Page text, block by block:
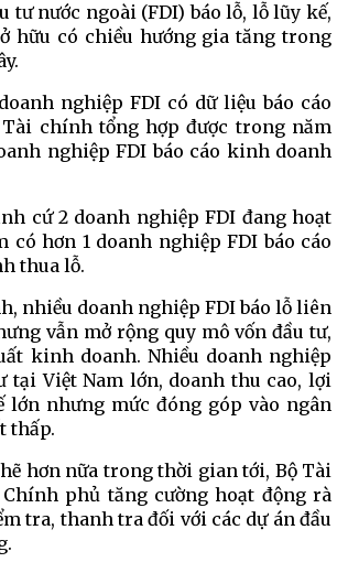
tư nước ngoài (FDI) báo lỗ, lỗ lũy kế,
hữu có chiều hướng gia tăng trong
nghiệp FDI có dữ liệu báo cáo
chính tổng hợp được trong năm
nghiệp FDI báo cáo kinh doanh
cứ 2 doanh nghiệp FDI đang hoạt
có hơn 1 doanh nghiệp FDI báo cáo
thua lỗ.
nhiều doanh nghiệp FDI báo lỗ liên
vẫn mở rộng quy mô vốn đầu tư,
kinh doanh. Nhiều doanh nghiệp
tại Việt Nam lớn, doanh thu cao, lợi
lớn nhưng mức đóng góp vào ngân
thấp.
hơn nữa trong thời gian tới, Bộ Tài
phủ tăng cường hoạt động rà
tra, thanh tra đối với các dự án đầu